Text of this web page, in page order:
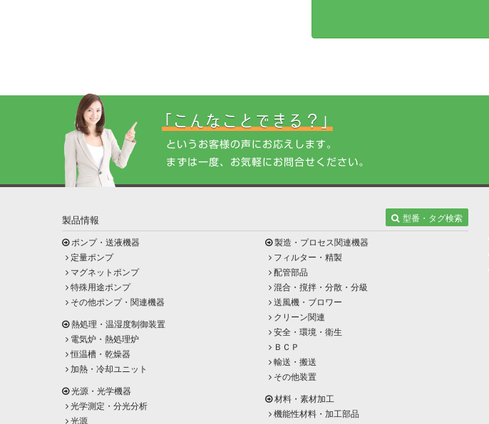
製品情報
型番・タグ検索
ポンプ・送液機器
定量ポンプ
マグネットポンプ
特殊用途ポンプ
その他ポンプ・関連機器
熱処理・温湿度制御装置
電気炉・熱処理炉
恒温槽・乾燥器
加熱・冷却ユニット
光源・光学機器
光学測定・分光分析
光源
製造・プロセス関連機器
フィルター・精製
配管部品
混合・撹拌・分散・分級
送風機・ブロワー
クリーン関連
安全・環境・衛生
ＢＣＰ
輸送・搬送
その他装置
材料・素材加工
機能性材料・加工部品